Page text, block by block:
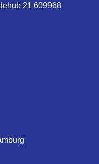
21 609968